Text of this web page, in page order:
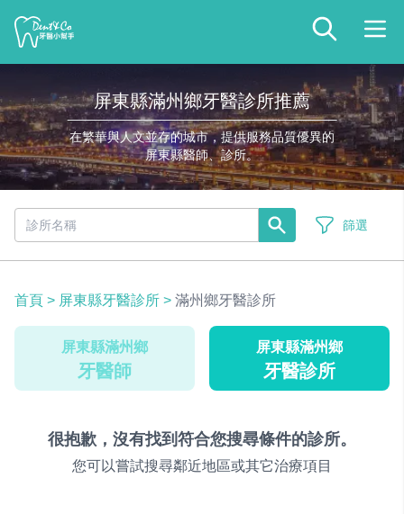
屏東縣滿州鄉牙醫診所推薦
在繁華與人文並存的城市，提供服務品質優異的
屏東縣醫師、診所。
篩選
首頁 > 屏東縣牙醫診所 > 滿州鄉牙醫診所
屏東縣滿州鄉
牙醫師
屏東縣滿州鄉
牙醫診所
很抱歉，沒有找到符合您搜尋條件的診所。
您可以嘗試搜尋鄰近地區或其它治療項目